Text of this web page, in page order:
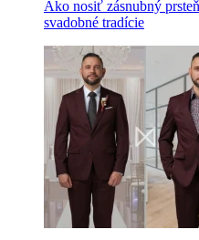
Ako nosiť zásnubný
svadobné tradície